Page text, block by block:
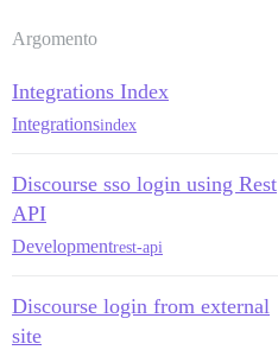
Argomento
Integrations Index
Integrationsindex
Discourse sso login using Rest
API
Developmentrest-api
Discourse login from external
site